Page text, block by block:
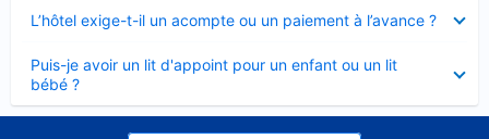
L’hôtel exige-t-il un acompte ou un paiement à l’avance ?
fermé
Puis-je avoir un lit d'appoint pour un enfant ou un lit
bébé ?
fermé